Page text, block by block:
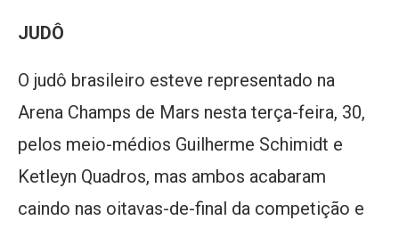
JUDÔ
O judô brasileiro esteve representado na
Arena Champs de Mars nesta terça-feira, 30,
pelos meio-médios Guilherme Schimidt e
Ketleyn Quadros, mas ambos acabaram
caindo nas oitavas-de-final da competição e